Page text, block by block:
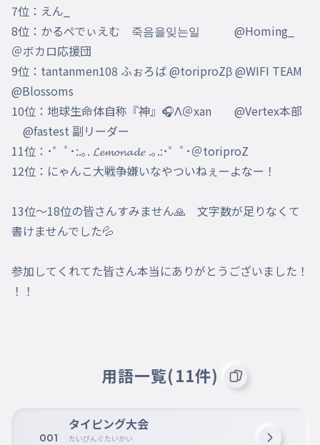
7位：えん_
8位：かるぺでぃえむ　죽음을잊는일　　　@Homing_
＠ボカロ応援団
9位：tantanmen108 ふぉろば @toriproZβ @WIFI TEAM
@Blossoms
10位：地球生命体自称『神』🎧Λ＠xan　　@Vertex本部
@fastest 副リーダー
11位：･゜ﾟ･:.｡. 𝓛𝓮𝓶𝓸𝓷𝓪𝓭𝑒 .｡.:･゜ﾟ･＠toriproZ
12位：にゃんこ大戦争嫌いなやついねぇーよなー！
13位〜18位の皆さんすみません🙏　文字数が足りなくて
書けませんでした💦
参加してくれてた皆さん本当にありがとうございました！
！！
用語一覧(11件)
001
タイピング大会
たいぴんぐたいかい